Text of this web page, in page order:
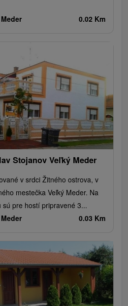
0.02 Km
Stojanov Veľký Meder
v srdci Žitného ostrova, v
mestečka Veľký Meder. Na
pre hostí pripravené 3...
0.03 Km